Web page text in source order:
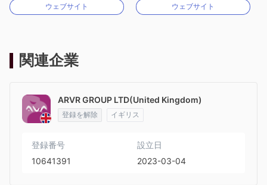
MT4フルライセンス
ウェブサイト 自社開発
ウェブサイト
関連企業
ARVR GROUP LTD(United Kingdom)
登録を解除 イギリス
登録番号
10641391
設立日
2023-03-04